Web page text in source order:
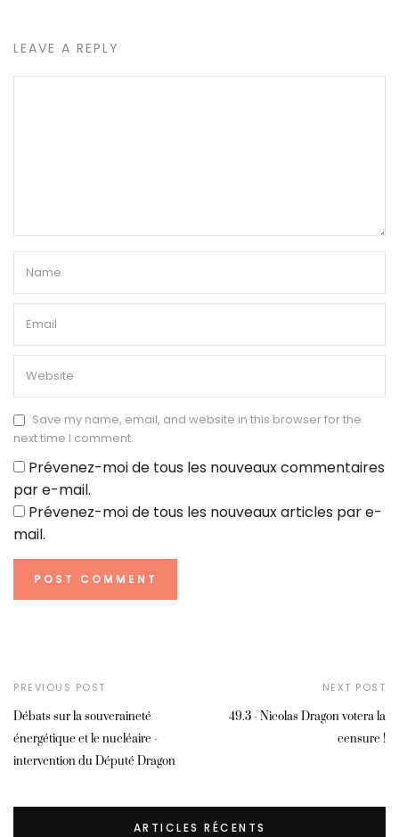
LEAVE A REPLY
Save my name, email, and website in this browser for the
next time I comment.
Prévenez-moi de tous les nouveaux commentaires
par e-mail.
Prévenez-moi de tous les nouveaux articles par e-
mail.
PREVIOUS POST
Débats sur la souveraineté
énergétique et le nucléaire -
intervention du Député Dragon
NEXT POST
49.3 - Nicolas Dragon votera la
censure !
ARTICLES RÉCENTS